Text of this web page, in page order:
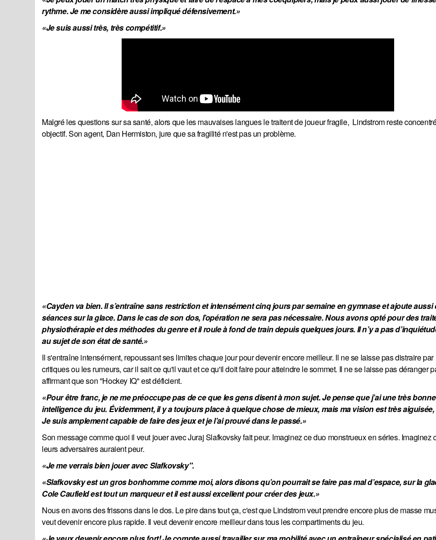
rythme. Je me considère aussi impliqué défensivement.»
«Je suis aussi très, très compétitif.»
Malgré les questions sur sa santé, alors que les mauvaises langues le traitent de joueur fragile, Lindstrom reste
objectif. Son agent, Dan Hermiston, jure que sa fragilité n'est pas un problème.
«Cayden va bien. Il s’entraîne sans restriction et intensément cinq jours par semaine en gymnase et ajoute aussi
séances sur la glace. Dans le cas de son dos, l’opération ne sera pas nécessaire. Nous avons opté pour des
physiothérapie et des méthodes du genre et il roule à fond de train depuis quelques jours. Il n’y a pas
au sujet de son état de santé.»
Il s'entraîne intensément, repoussant ses limites chaque jour pour devenir encore meilleur. Il ne se laisse pas distraire par
critiques ou les rumeurs, car il sait ce qu'il vaut et ce qu'il doit faire pour atteindre le sommet. Il ne se laisse pas déranger
affirmant que son "Hockey IQ" est déficient.
«Pour être franc, je ne me préoccupe pas de ce que les gens disent à mon sujet. Je pense que j’ai une très bonne
intelligence du jeu. Évidemment, il y a toujours place à quelque chose de mieux, mais ma vision est très
Je suis amplement capable de faire des jeux et je l’ai prouvé dans le passé.»
Son message comme quoi il veut jouer avec Juraj Slafkovsky fait peur. Imaginez ce duo monstrueux en séries. Imaginez
leurs adversaires auraient peur.
«Je me verrais bien jouer avec Slafkovsky".
«Slafkovsky est un gros bonhomme comme moi, alors disons qu’on pourrait se faire pas mal d’espace, sur la
Cole Caufield est tout un marqueur et il est aussi excellent pour créer des jeux.»
Nous en avons des frissons dans le dos. Le pire dans tout ça, c'est que Lindstrom veut prendre encore plus de masse
veut devenir encore plus rapide. Il veut devenir encore meilleur dans tous les compartiments du jeu.